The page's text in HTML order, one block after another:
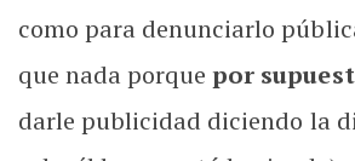
como para denunciarlo
que nada porquepor
darle publicidad diciendo la